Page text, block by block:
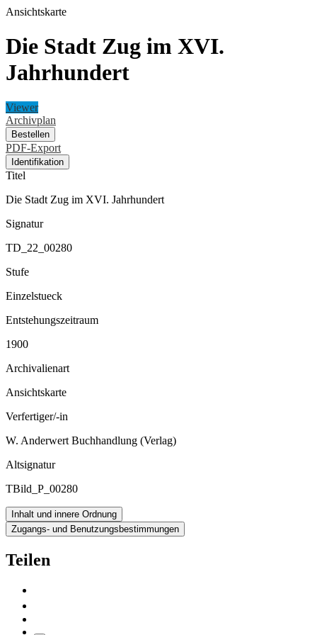
Ansichtskarte
Die Stadt Zug im XVI.
Jahrhundert
Viewer
Archivplan
Bestellen
PDF-Export
Identifikation
Titel
Die Stadt Zug im XVI. Jahrhundert
Signatur
TD_22_00280
Stufe
Einzelstueck
Entstehungszeitraum
1900
Archivalienart
Ansichtskarte
Verfertiger/-in
W. Anderwert Buchhandlung (Verlag)
Altsignatur
TBild_P_00280
Inhalt und innere Ordnung
Zugangs- und Benutzungsbestimmungen
Teilen